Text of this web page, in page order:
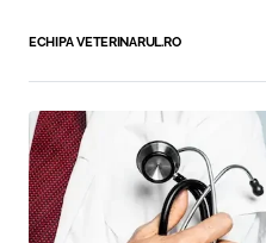
ECHIPA VETERINARUL.RO